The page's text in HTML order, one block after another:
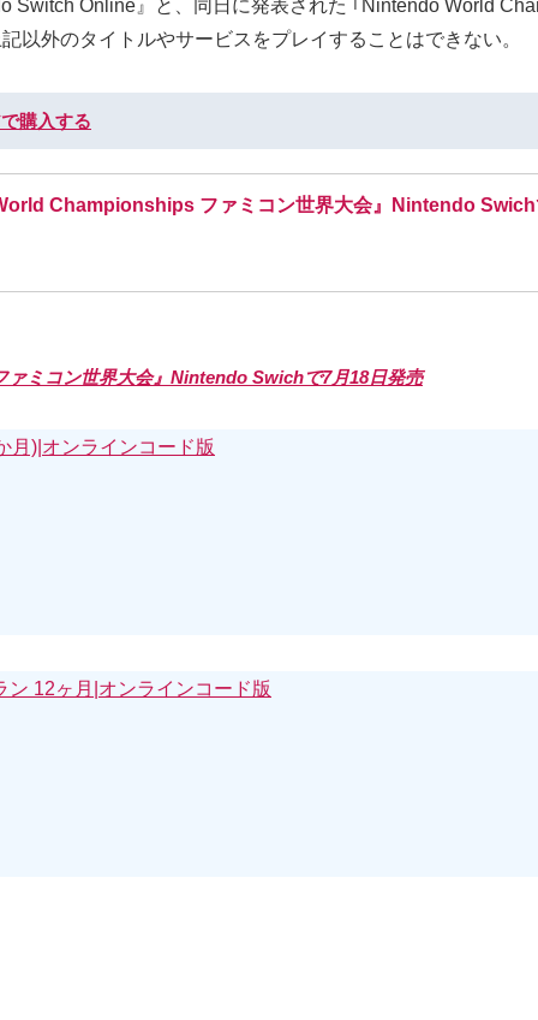
Online』と、同日に発表された ｢Nintendo World
以外のタイトルやサービスをプレイすることはできない。
購入する
Championships ファミコン世界大会』Nintendo
ミコン世界大会』Nintendo Swichで7月18日発売
月)|オンラインコード版
12ヶ月|オンラインコード版